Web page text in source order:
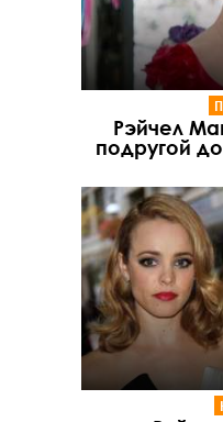
Рэйчел
подругой